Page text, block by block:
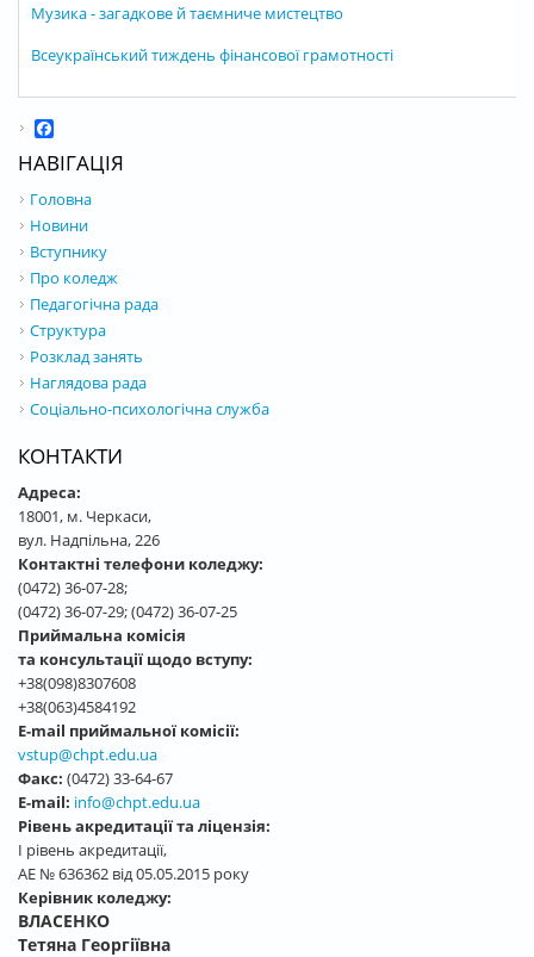
Музика - загадкове й таємниче мистецтво
Всеукраїнський тиждень фінансової грамотності
НАВІГАЦІЯ
Головна
Новини
Вступнику
Про коледж
Педагогічна рада
Структура
Розклад занять
Наглядова рада
Соціально-психологічна служба
КОНТАКТИ
Адреса:
18001, м. Черкаси,
вул. Надпільна, 226
Контактні телефони коледжу:
(0472) 36-07-28;
(0472) 36-07-29; (0472) 36-07-25
Приймальна комісія
та консультації щодо вступу:
+38(098)8307608
+38(063)4584192
E-mail приймальної комісії:
vstup@chpt.edu.ua
Факс: (0472) 33-64-67
E-mail: info@chpt.edu.ua
Рівень акредитації та ліцензія:
І рівень акредитації,
АЕ № 636362 від 05.05.2015 року
Керівник коледжу:
ВЛАСЕНКО
Тетяна Георгіївна